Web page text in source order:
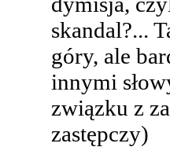
skandal?...
góry, ale
innymi
związku z
zastępczy)